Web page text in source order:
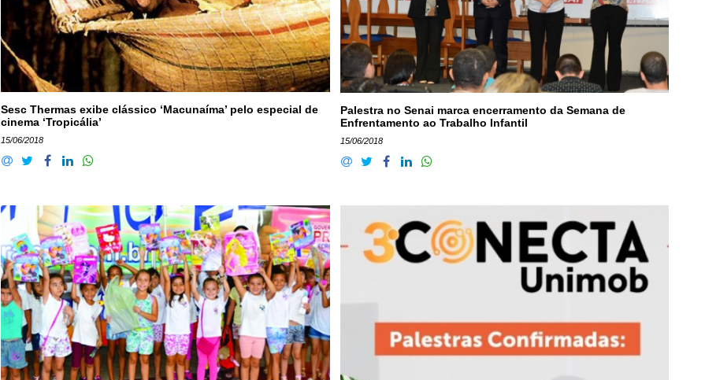
Sesc Thermas exibe clássico ‘Macunaíma’ pelo especial de
cinema ‘Tropicália’
15/06/2018
Palestra no Senai marca encerramento da Semana de
Enfrentamento ao Trabalho Infantil
15/06/2018